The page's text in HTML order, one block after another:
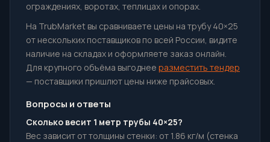
ограждениях, воротах, теплицах и опорах.
На TrubMarket вы сравниваете цены на трубу 40×25
от нескольких поставщиков по всей России, видите
наличие на складах и оформляете заказ онлайн.
Для крупного объёма выгоднее разместить тендер
— поставщики пришлют цены ниже прайсовых.
Вопросы и ответы
Сколько весит 1 метр трубы 40×25?
Вес зависит от толщины стенки: от 1.86 кг/м (стенка